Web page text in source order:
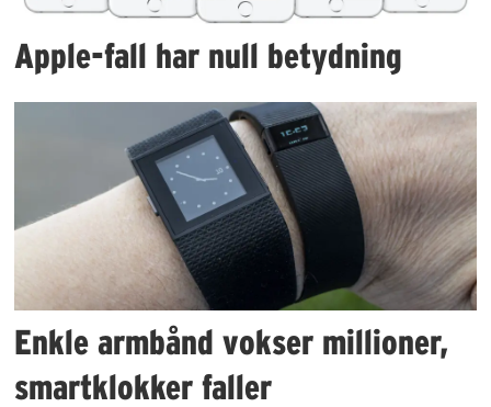
Apple-fall har null betydning
Enkle armbånd vokser millioner,
smartklokker faller